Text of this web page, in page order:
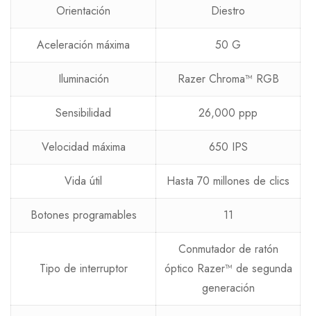
Orientación Diestro
Aceleración máxima 50 G
Iluminación Razer Chroma™ RGB
Sensibilidad 26,000 ppp
Velocidad máxima 650 IPS
Vida útil Hasta 70 millones de clics
Botones programables 11
Tipo de interruptor
Conmutador de ratón
óptico Razer™ de segunda
generación